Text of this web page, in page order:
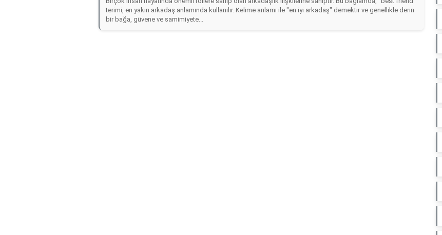
terimi, en yakın arkadaş anlamında kullanılır. Kelime anlamı ile "en iyi arkadaş" demektir ve genellikle derin
bir bağa, güvene ve samimiyete...